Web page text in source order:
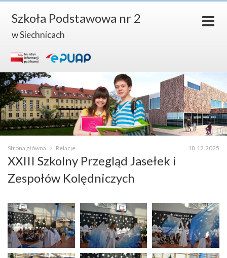
Szkoła Podstawowa nr 2
w Siechnicach
18.12.2025
Strona główna Relacje
XXIII Szkolny Przegląd Jasełek i
Zespołów Kolędniczych